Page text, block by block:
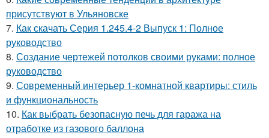
присутствуют в Ульяновске
7. Как скачать Серия 1.245.4-2 Выпуск 1: Полное
руководство
8. Создание чертежей потолков своими руками: полное
руководство
9. Современный интерьер 1-комнатной квартиры: стиль
и функциональность
10. Как выбрать безопасную печь для гаража на
отработке из газового баллона